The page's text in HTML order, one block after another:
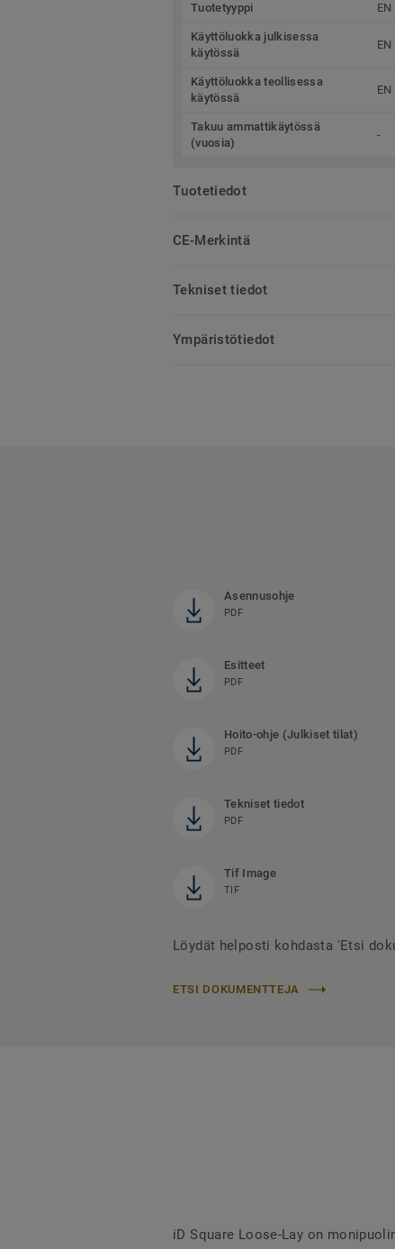
Tuotetyyppi
Käyttöluokka julkisessa
käytössä
Käyttöluokka teollisessa
käytössä
Takuu ammattikäytössä
(vuosia)
-
Tuotetiedot
CE-Merkintä
Tekniset tiedot
Ympäristötiedot
Asennusohje
PDF
Esitteet
PDF
Hoito-ohje (Julkiset tilat)
PDF
Tekniset tiedot
PDF
Tif Image
TIF
Löydät helposti kohdasta 'Etsi
ETSI DOKUMENTTEJA
iD Square Loose-Lay on